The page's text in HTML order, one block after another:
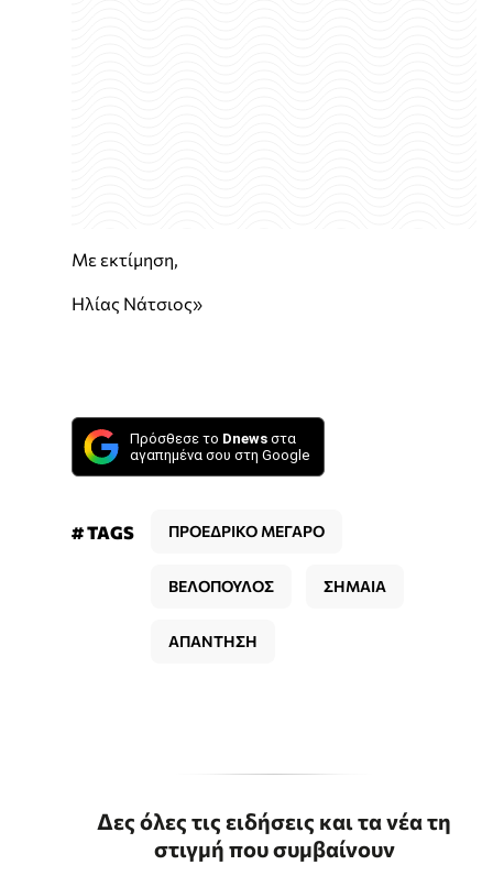
Με εκτίμηση,
Ηλίας Νάτσιος»
Πρόσθεσε το Dnews στα
αγαπημένα σου στη Google
# TAGS ΠΡΟΕΔΡΙΚΟ ΜΕΓΑΡΟ
ΒΕΛΟΠΟΥΛΟΣ ΣΗΜΑΙΑ
ΑΠΑΝΤΗΣΗ
Δες όλες τις ειδήσεις και τα νέα τη
στιγμή που συμβαίνουν